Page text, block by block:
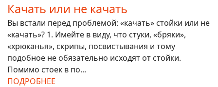
Качать или не качать
Вы встали перед проблемой: «качать» стойки или не
«качать»? 1. Имейте в виду, что стуки, «бряки»,
«хрюканья», скрипы, посвистывания и тому
подобное не обязательно исходят от стойки.
Помимо стоек в по...
ПОДРОБНЕЕ